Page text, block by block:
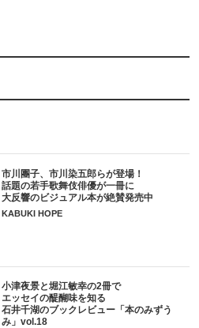
市川團子、市川染五郎らが登場！
話題の若手歌舞伎俳優が一冊に
大反響のビジュアル本が絶賛発売中
KABUKI HOPE
小津夜景と堀江敏幸の2冊で
エッセイの醍醐味を知る
石井千湖のブックレビュー「本のみずう
み」vol.18